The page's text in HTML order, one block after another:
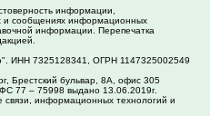
информации,
и сообщениях информационных
информации. Перепечатка
ИНН 7325128341, ОГРН 1147325002549
Брестский бульвар, 8А, офис 305
77 – 75998 выдано 13.06.2019г.
информационных технологий и